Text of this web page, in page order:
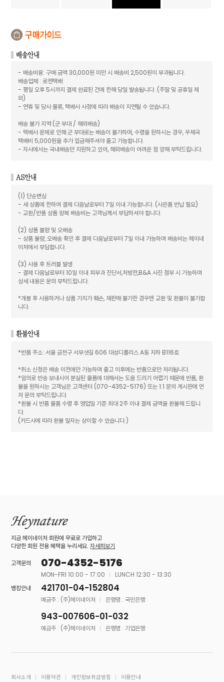
- 배송비용: 구매 금액 30,000원 미만 시 배송비 2,500원이 부과됩니다.
배송업체 : 로젠택배
- 평일 오후 5시까지 결제 완료된 건에 한해 당일 발송됩니다. (주말 및 공휴일 제
외)
- 연휴 및 당사 물류, 택배사 사정에 따라 배송이 지연될 수 있습니다.
배송 불가 지역 (군 부대 / 해외배송)
- 택배사 문제로 인해 군 부대로는 배송이 불가하며, 수령을 원하시는 경우, 우체국
택배비 5,000원을 추가 입금해주셔야 출고 가능합니다.
- 자사에서는 국내배송만 지원하고 있어, 해외배송이 어려운 점 양해 부탁드립니다.
(1) 단순변심
- 새 상품에 한하여 결제 다음날로부터 7일 이내 가능합니다. (사은품 반납 필요)
- 교환/반품 상품 왕복 배송비는 고객님께서 부담하셔야 합니다.
(2) 상품 불량 및 오배송
- 상품 불량, 오배송 확인 후 결제 다음날로부터 7일 이내 가능하며 배송비는 헤이네
이처에서 부담합니다.
(3) 사용 후 트러블 발생
- 결제 다음날로부터 10일 이내 피부과 진단서,처방전,B&A 사진 첨부 시 가능하며
상세 내용은 문의 부탁드립니다.
*개봉 후 사용하거나 상품 가치가 훼손, 재판매 불가한 경우엔 교환 및 환불이 불가합
니다.
*반품 주소: 서울 금천구 서부샛길 606 대성디폴리스 A동 지하 B116호
*취소 신청은 배송 이전에만 가능하며 출고 이후에는 반품으로만 처리됩니다.
*임의로 반송 보내시어 분실된 물품에 대해서는 도움 드리기 어렵기 때문에 반품, 환
불을 원하시는 고객님은 고객센터 (070-4352-5176) 또는 1:1 문의 게시판에 먼
저 문의 부탁드립니다.
*환불 시 반품 물품 수령 후 영업일 기준 최대 2주 이내 결제 금액을 환불해 드립니
다.
(카드사에 따라 환불 일자는 상이할 수 있습니다.)
지금 헤이네이처 회원에 무료로 가입하고
다양한 회원 전용 혜택을 누리세요.자세히보기
고객문의
070-4352-5176
MON-FRI 10:00 - 17:00
LUNCH 12:30 - 13:30
뱅킹안내
421701-04-152804
예금주 : (주)헤이네이처 은행명 : 국민은행
943-007606-01-032
예금주 : (주)헤이네이처 은행명 : 기업은행
회사소개 이용약관 개인정보취급방침 이용안내